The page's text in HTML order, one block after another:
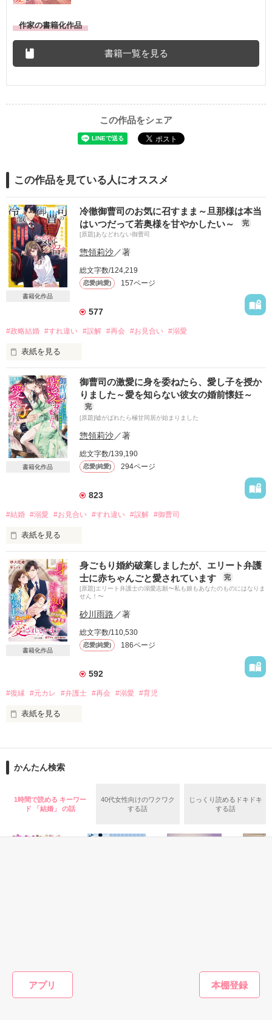
アプリ
作家の書籍化作品
書籍一覧を見る
この作品をシェア
この作品を見ている人にオススメ
書籍化作品
冷徹御曹司のお気に召すまま～旦那様は本当
はいつだって若奥様を甘やかしたい～
完
[原題]あなどれない御曹司
惣領莉沙／著
総文字数/124,219
恋愛(純愛) 157ページ
577
#政略結婚 #すれ違い #誤解 #再会 #お見合い #溺愛
表紙を見る
記憶の向こう側に残っている
優しいまなざしと温かな手
愛のない結婚だとあきらめていても
思い出すのは……
ハウスメーカー社長令嬢
如月彩実　25
（きさらぎあやみ）
（しらいしりょうた）
密かな恋心は嘘と誤解によって
それでも期待しては傷ついて
おかげさまでベリーズ文庫より２０１９年１１月に
書籍化されることになりました
書籍化作品
御曹司の激愛に身を委ねたら、愛し子を授か
りました～愛を知らない彼女の婚前懐妊～
完
[原題]嘘がばれたら極甘同居が始まりました
惣領莉沙／著
総文字数/139,190
恋愛(純愛) 294ページ
823
#結婚 #溺愛 #お見合い #すれ違い #誤解 #御曹司
表紙を見る
「富川製紙」広報宣伝部
御園　菫（みその　すみれ　25）
「紅尾システムソリューション」システム開発部
紅尾　黎（べにお　れい　28）
菫は友人の紹介で知り合った黎に長く片想いを続けていた
その想いが実る気配はなく、実家に持ちこまれた見合いを受け
ることにした
その出来事が黎と菫の誤解だらけの不毛な時間の始まりとな
家族から冷たくされて孤独に生きてきた菫
いずれ紅尾ホールディングスのトップに立つ責任を背負いなが
こちらは修正前の作品になります。
書籍化作品
身ごもり婚約破棄しましたが、エリート弁護
士に赤ちゃんごと愛されています
完
[原題]エリート弁護士の溺愛志願〜私も娘もあなたのものにはなりま
せん！〜
砂川雨路 ／著
総文字数/110,530
恋愛(純愛) 186ページ
592
#復縁 #元カレ #弁護士 #再会 #溺愛 #育児
表紙を見る
この子とふたりで幸せになるから。
＊＊＊＊＊
2020.9.21〜2020.9.25
かんたん検索
1時間で読める キーワー
ド 「結婚」 の話
40代女性向けのワクワク
する話
じっくり読めるドキドキ
する話
浮気相
ゃなく
です！)